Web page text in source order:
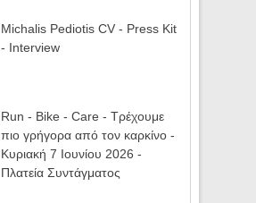
Michalis Pediotis CV - Press Kit
- Interview
Run - Bike - Care - Τρέχουμε
πιο γρήγορα από τον καρκίνο -
Κυριακή 7 Ιουνίου 2026 -
Πλατεία Συντάγματος